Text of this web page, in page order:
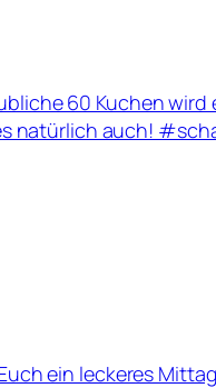
60 Kuchen
natürlich auch!
ein leckeres